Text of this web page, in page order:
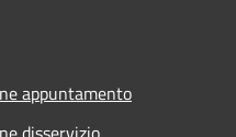
appuntamento